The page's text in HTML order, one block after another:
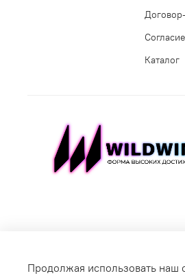
Каталог
Продолжая использовать наш